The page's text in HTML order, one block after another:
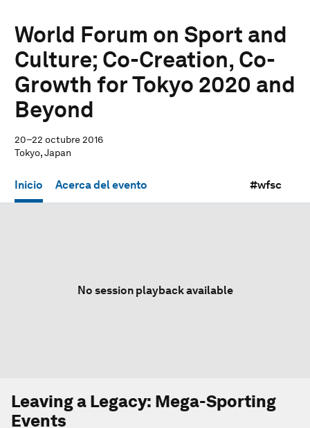
World Forum on Sport and
Culture; Co-Creation, Co-
Growth for Tokyo 2020 and
Beyond
20–22 octubre 2016
Tokyo, Japan
Inicio Acerca del evento #wfsc
No session playback available
Leaving a Legacy: Mega-Sporting
Events